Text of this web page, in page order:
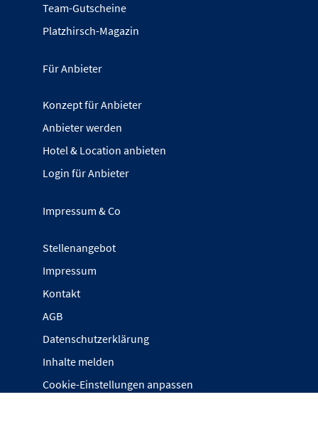
Team-Gutscheine
Platzhirsch-Magazin
Für Anbieter
Konzept für Anbieter
Anbieter werden
Hotel & Location anbieten
Login für Anbieter
Impressum & Co
Stellenangebot
Impressum
Kontakt
AGB
Datenschutzerklärung
Inhalte melden
Cookie-Einstellungen anpassen